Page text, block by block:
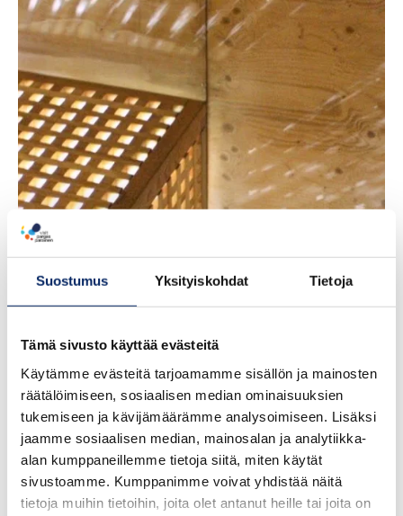
Suostumus Yksityiskohdat Tietoja
Tämä sivusto käyttää evästeitä
Käytämme evästeitä tarjoamamme sisällön ja mainosten
räätälöimiseen, sosiaalisen median ominaisuuksien
tukemiseen ja kävijämäärämme analysoimiseen. Lisäksi
jaamme sosiaalisen median, mainosalan ja analytiikka-
alan kumppaneillemme tietoja siitä, miten käytät
sivustoamme. Kumppanimme voivat yhdistää näitä
tietoja muihin tietoihin, joita olet antanut heille tai joita on
Tilaussauna